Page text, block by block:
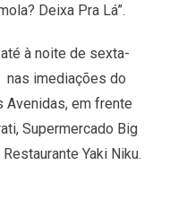
Deixa Pra Lá”.
à noite de sexta-
nas imediações do
Avenidas, em frente
Supermercado Big
Yaki Niku.